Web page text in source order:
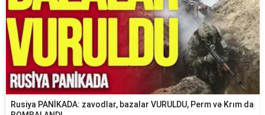
Rusiya PANİKADA: zavodlar, bazalar VURULDU, Perm və Krım da